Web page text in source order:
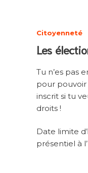
Citoyenneté
Les
Tu n’es pas
pour pouvoir
inscrit si tu
droits !
Date limite
présentiel à